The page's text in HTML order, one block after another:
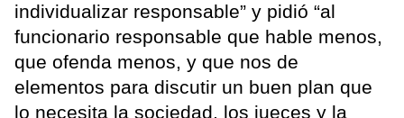
individualizar responsable” y pidió “al
funcionario responsable que hable menos,
que ofenda menos, y que nos de
elementos para discutir un buen plan que
lo necesita la sociedad, los jueces y la